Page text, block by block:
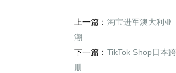
上一篇： 淘宝进军澳大利亚
潮
下一篇： TikTok Shop日本
册